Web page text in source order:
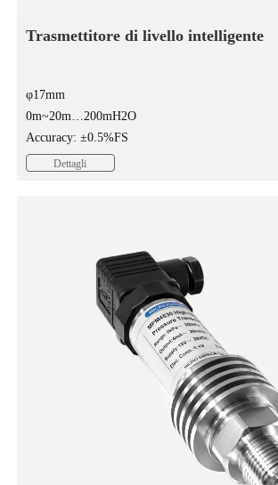
Trasmettitore di livello intelligente
φ17mm
0m~20m…200mH2O
Accuracy: ±0.5%FS
Dettagli